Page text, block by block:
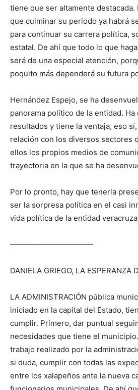
tiene que ser altamente destacada.
que culminar su periodo ya habrá
para continuar su carrera política,
estatal. De ahí que todo lo que
será de una especial atención,
poquito más dependerá su futura
Hernández Espejo, se ha
panorama político de la entidad. Ha
resultados y tiene la ventaja, eso
relación con los diversos sectores
ellos los propios medios de
trayectoria en la que se ha
Por lo pronto, hay que tenerla
ser la sorpresa política en el casi
vida política de la entidad
———————————
DANIELA GRIEGO, LA ESPERANZA
LA ADMINISTRACIÓN pública
iniciado en la capital del Estado,
cumplir. Primero, dar puntual
necesidades que tiene el
trabajo realizado por la
si duda, cumplir con todas las
entre los xalapeños ante la nueva